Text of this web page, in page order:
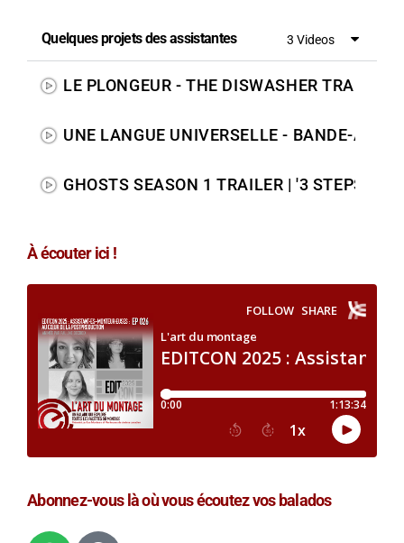
Quelques projets des assistantes 3 Videos
LE PLONGEUR - THE DISWASHER TRAILER
UNE LANGUE UNIVERSELLE - BANDE-
GHOSTS SEASON 1 TRAILER | '3 STEPS TO
À écouter ici !
Abonnez-vous là où vous écoutez vos balados